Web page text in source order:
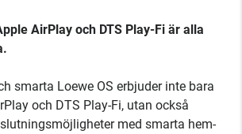
AirPlay och DTS Play-Fi är alla
smarta Loewe OS erbjuder inte bara
och DTS Play-Fi, utan också
med smarta hem-